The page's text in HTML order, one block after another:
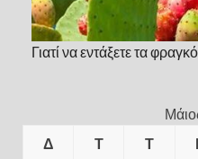
Γιατί να εντάξετε τα
Δ
Τ Τ